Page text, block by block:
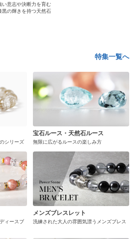
い意志や決断力を育む
黒の輝きを持つ天然石
特集一覧へ
シリーズ
宝石ルース・天然石ルース
無限に広がるルースの楽しみ方
ィースブ
メンズブレスレット
洗練された大人の雰囲気漂うメンズブレス